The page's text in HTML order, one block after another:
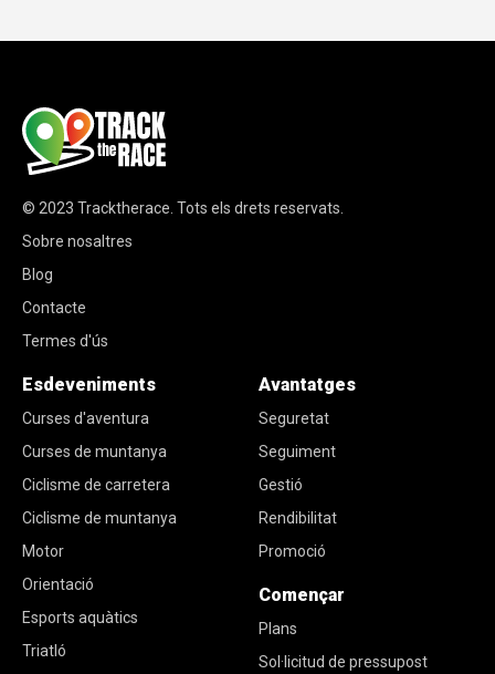
© 2023 Tracktherace Tots els drets reservats.
Sobre nosaltres
Blog
Contacte
Termes d'ús
Esdeveniments
Curses d'aventura
Curses de muntanya
Ciclisme de carretera
Ciclisme de muntanya
Motor
Orientació
Esports aquàtics
Triatló
Avantatges
Seguretat
Seguiment
Gestió
Rendibilitat
Promoció
Començar
Plans
Sol·licitud de pressupost